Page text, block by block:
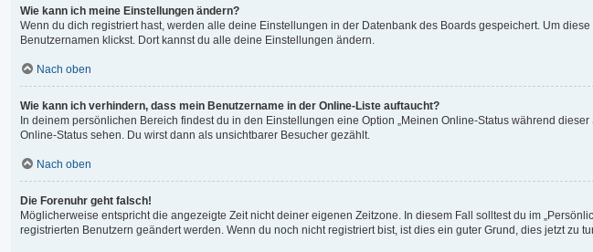
Wie kann ich meine Einstellungen ändern?
Wenn du dich registriert hast, werden alle deine Einstellungen in der Datenbank des Boards gespeichert. Um
Benutzernamen klickst. Dort kannst du alle deine Einstellungen ändern.
Nach oben
Wie kann ich verhindern, dass mein Benutzername in der Online-Liste auftaucht?
In deinem persönlichen Bereich findest du in den Einstellungen eine Option „Meinen Online-Status während
Online-Status sehen. Du wirst dann als unsichtbarer Besucher gezählt.
Nach oben
Die Forenuhr geht falsch!
Möglicherweise entspricht die angezeigte Zeit nicht deiner eigenen Zeitzone. In diesem Fall solltest du im
registrierten Benutzern geändert werden. Wenn du noch nicht registriert bist, ist dies ein guter Grund, dies jetzt zu